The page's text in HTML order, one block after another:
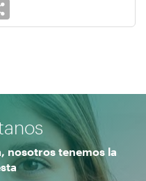
nosotros tenemos la